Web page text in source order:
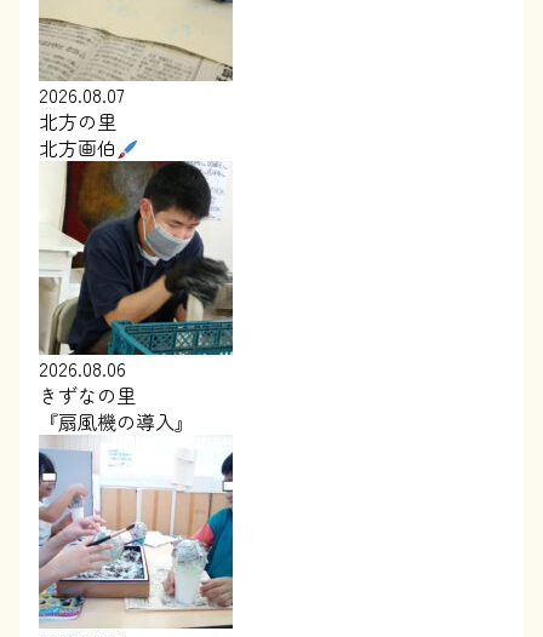
2026.08.07
北方の里
北方画伯
2026.08.06
きずなの里
『扇風機の導入』